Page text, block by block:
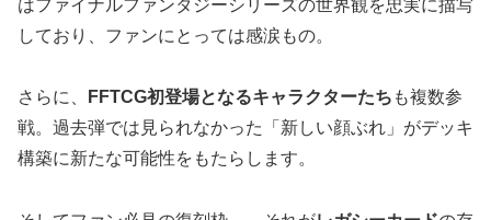
はファイナルファンタジーシリーズの世界観を忠実に描写
しており、ファンにとっては感涙もの。
さらに、 FFTCG初登場となるキャラクターたち も複数参
戦。過去弾では見られなかった「新しい顔ぶれ」がデッキ
構築に新たな可能性をもたらします。